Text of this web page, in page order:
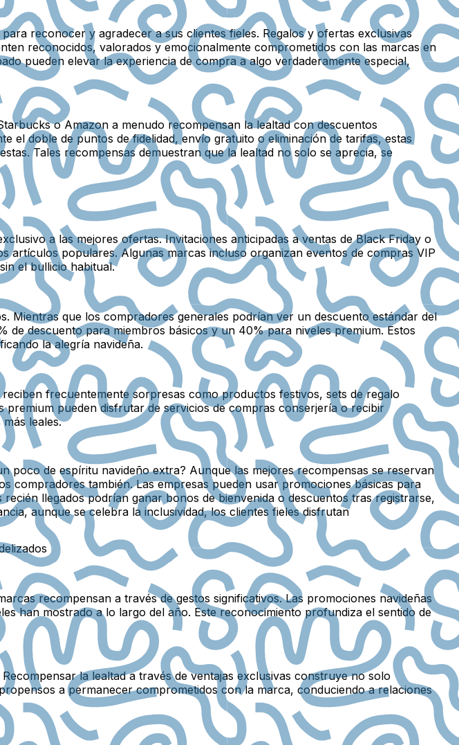
reconocer y agradecer a sus clientes fieles. Regalos y ofertas exclusivas
reconocidos, valorados y emocionalmente comprometidos con las marcas en
pueden elevar la experiencia de compra a algo verdaderamente especial,
o Amazon a menudo recompensan la lealtad con descuentos
el doble de puntos de fidelidad, envío gratuito o eliminación de tarifas, estas
Tales recompensas demuestran que la lealtad no solo se aprecia, se
a las mejores ofertas. Invitaciones anticipadas a ventas de Black Friday o
populares. Algunas marcas incluso organizan eventos de compras VIP
el bullicio habitual.
Mientras que los compradores generales podrían ver un descuento estándar del
descuento para miembros básicos y un 40% para niveles premium. Estos
la alegría navideña.
frecuentemente sorpresas como productos festivos, sets de regalo
premium pueden disfrutar de servicios de compras conserjería o recibir
leales.
poco de espíritu navideño extra? Aunque las mejores recompensas se reservan
compradores también. Las empresas pueden usar promociones básicas para
llegados podrían ganar bonos de bienvenida o descuentos tras registrarse,
aunque se celebra la inclusividad, los clientes fieles disfrutan
recompensan a través de gestos significativos. Las promociones navideñas
han mostrado a lo largo del año. Este reconocimiento profundiza el sentido de
la lealtad a través de ventajas exclusivas construye no solo
a permanecer comprometidos con la marca, conduciendo a relaciones